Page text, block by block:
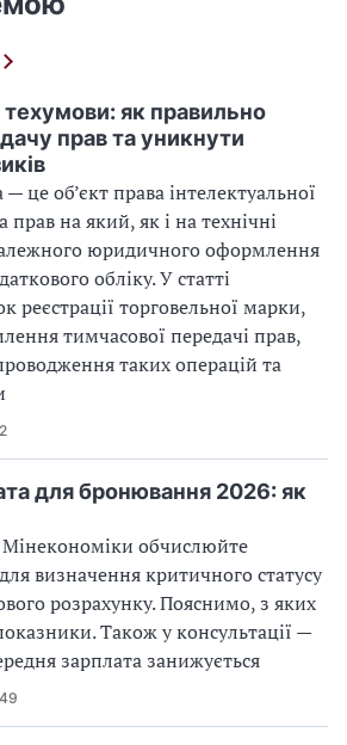
техумови: як правильно
прав та уникнути
це об’єкт права інтелектуальної
прав на який, як і на технічні
юридичного оформлення
обліку. У статті
реєстрації торговельної марки,
тимчасової передачі прав,
таких операцій та
для бронювання 2026: як
обчислюйте
визначення критичного статусу
розрахунку. Пояснимо, з яких
Також у консультації —
зарплата занижується